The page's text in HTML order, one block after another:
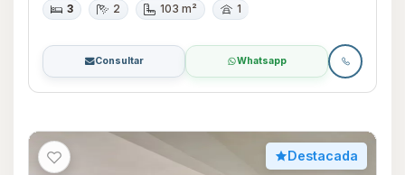
3 2 103 m² 1
Consultar Whatsapp
Destacada